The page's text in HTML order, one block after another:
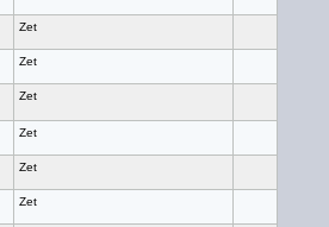
Zet
Zet
Zet
Zet
Zet
Zet